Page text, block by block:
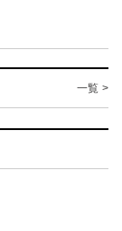
一覧 >